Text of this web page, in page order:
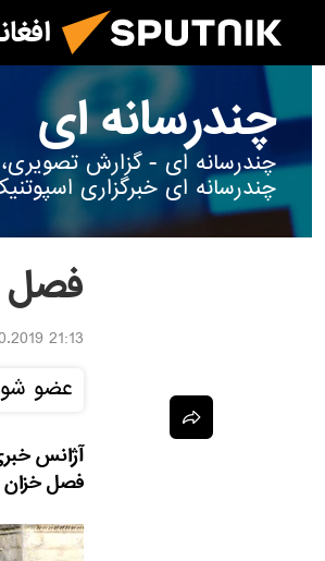
چندرسانه ای
چندرسانه ای - گزارش
چندرسانه ای خبرگزاری
فصل
21:13 17.10.2019
عضو
آژانس
فصل خزان